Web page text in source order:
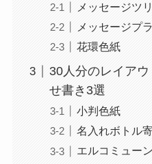
メッセージツ
メッセージプ
花環色紙
30人分のレイア
せ書き3選
小判色紙
名入れボトル
エルコミュー